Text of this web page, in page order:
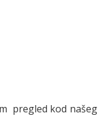
pregled kod našeg